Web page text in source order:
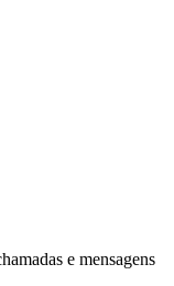
e mensagens